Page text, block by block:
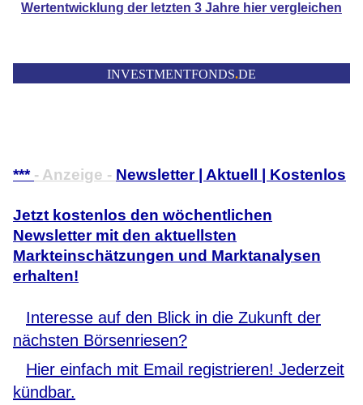
Wertentwicklung der letzten 3 Jahre hier vergleichen
INVESTMENTFONDS.DE
*** - Anzeige - Newsletter | Aktuell | Kostenlos
Jetzt kostenlos den wöchentlichen
Newsletter mit den aktuellsten
Markteinschätzungen und Marktanalysen
erhalten!
Interesse auf den Blick in die Zukunft der
nächsten Börsenriesen?
Hier einfach mit Email registrieren! Jederzeit
kündbar.